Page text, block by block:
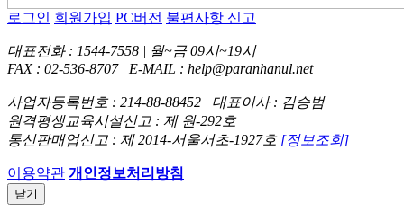
로그인 회원가입 PC버전 불편사항 신고
대표전화 : 1544-7558 | 월~금 09시~19시
FAX : 02-536-8707 | E-MAIL : help@paranhanul.net
사업자등록번호 : 214-88-88452 | 대표이사 : 김승범
원격평생교육시설신고 : 제 원-292호
통신판매업신고 : 제 2014-서울서초-1927호 [정보조회]
이용약관 개인정보처리방침
닫기